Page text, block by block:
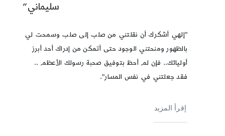
سليماني”
"إلهي أشكرك أن نقلتني من صلب إلى صلب وسمحت لي
بالظهور ومنحتني الوجود حتى أتمكن من إدراك أحد أبرز
أوليائك.. فإن لم أحظ بتوفيق صحبة رسولك الأعظم ..
فقد جعلتني في نفس المسار".
إقرأ المزيد